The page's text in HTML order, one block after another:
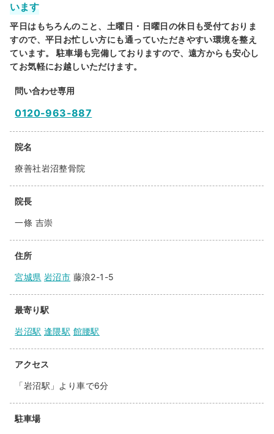
います
平日はもちろんのこと、土曜日・日曜日の休日も受付ておりま
すので、平日お忙しい方にも通っていただきやすい環境を整え
ています。 駐車場も完備しておりますので、遠方からも安心し
てお気軽にお越しいただけます。
問い合わせ専用
0120-963-887
院名
療善社岩沼整骨院
院長
一條 吉崇
住所
宮城県 岩沼市 藤浪2-1-5
最寄り駅
岩沼駅 逢隈駅 館腰駅
アクセス
「岩沼駅」より車で6分
駐車場